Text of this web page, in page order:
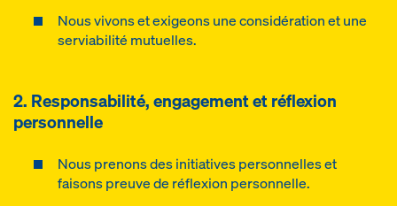
Nous vivons et exigeons une considération et une
serviabilité mutuelles.
2. Responsabilité, engagement et réflexion
personnelle
Nous prenons des initiatives personnelles et
faisons preuve de réflexion personnelle.